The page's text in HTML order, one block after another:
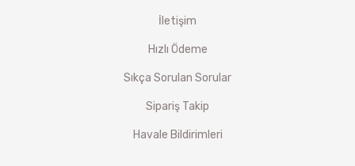
İletişim
Hızlı Ödeme
Sıkça Sorulan Sorular
Sipariş Takip
Havale Bildirimleri